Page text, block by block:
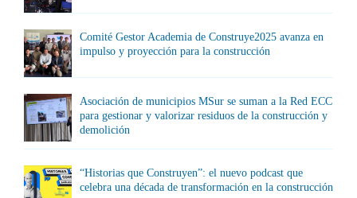
Comité Gestor Academia de Construye2025 avanza en
impulso y proyección para la construcción
Asociación de municipios MSur se suman a la Red ECC
para gestionar y valorizar residuos de la construcción y
demolición
“Historias que Construyen”: el nuevo podcast que
celebra una década de transformación en la construcción